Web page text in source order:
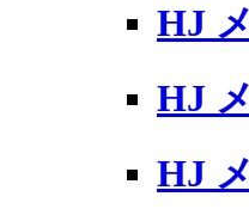
HJ
HJ
HJ